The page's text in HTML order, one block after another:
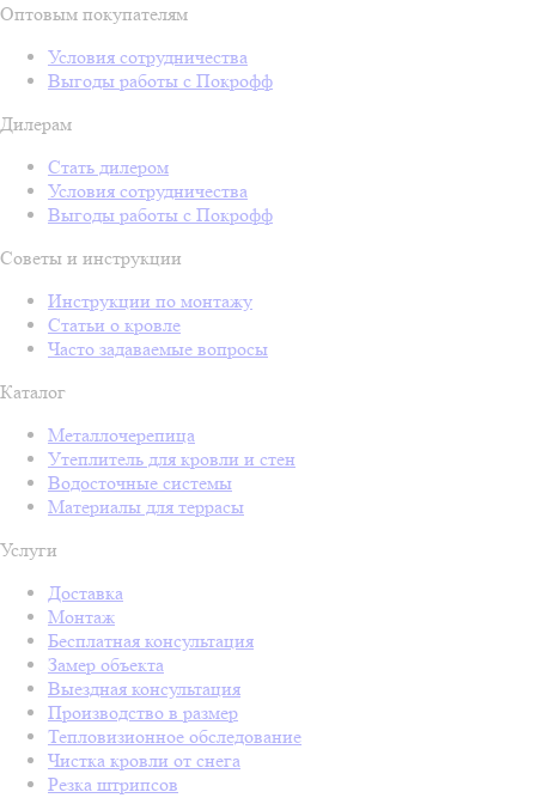
Оптовым покупателям
Условия сотрудничества
Выгоды работы с Покрофф
Дилерам
Стать дилером
Условия сотрудничества
Выгоды работы с Покрофф
Советы и инструкции
Инструкции по монтажу
Статьи о кровле
Часто задаваемые вопросы
Каталог
Металлочерепица
Утеплитель для кровли и стен
Водосточные системы
Материалы для террасы
Услуги
Доставка
Монтаж
Бесплатная консультация
Замер объекта
Выездная консультация
Производство в размер
Тепловизионное обследование
Чистка кровли от снега
Резка штрипсов